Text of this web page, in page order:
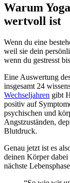
Warum
wertvoll ist
Wenn du eine
weil sie dein
wenn du gestresst
Eine Auswertung
insgesamt 24
Wechseljahren gibt
positiv auf
psychischen und
Angstzuständen,
Blutdruck.
Genau jetzt ist es
deinen Körper dabei
nächste